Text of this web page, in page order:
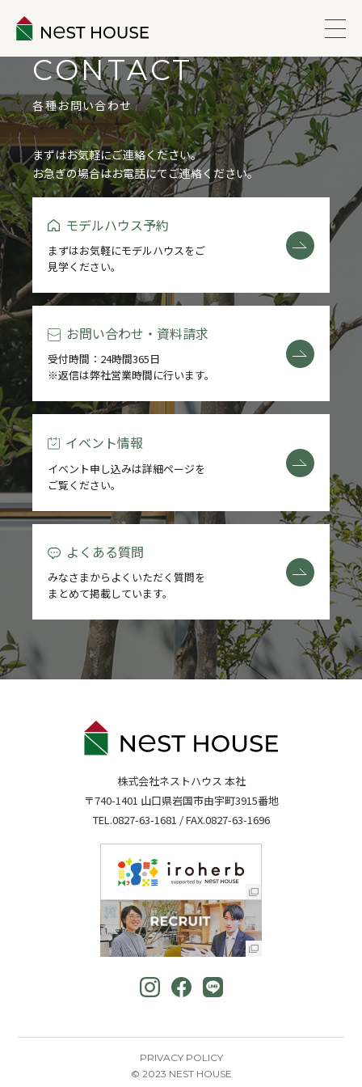
EVENT
ABOUT
WORKS
LINEUP
VOICE
ESTATE
REFORM
BLOG
COMPANY
モデルハウス来場予約
リフォームのお問い合わせ
CONTACT
各種お問い合わせ
まずはお気軽にご連絡ください。
お急ぎの場合はお電話にてご連絡ください。
モデルハウス予約
まずはお気軽にモデルハウスをご
見学ください。
お問い合わせ・資料請求
受付時間：24時間365日
※返信は弊社営業時間に行います。
イベント情報
イベント申し込みは詳細ページを
ご覧ください。
よくある質問
みなさまからよくいただく質問を
まとめて掲載しています。
株式会社ネストハウス 本社
〒740-1401 山口県岩国市由宇町3915番地
TEL.0827-63-1681 / FAX.0827-63-1696
PRIVACY POLICY
© 2023 NEST HOUSE